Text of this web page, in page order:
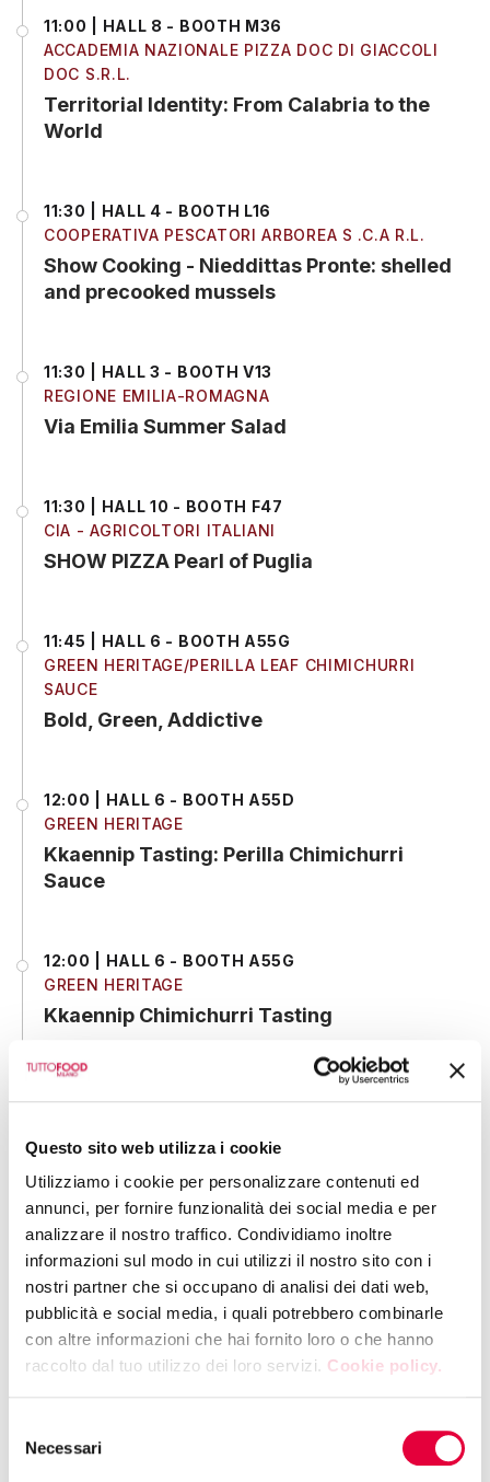
Questo sito web utilizza i cookie
Utilizziamo i cookie per personalizzare contenuti ed
annunci, per fornire funzionalità dei social media e per
analizzare il nostro traffico. Condividiamo inoltre
informazioni sul modo in cui utilizzi il nostro sito con i
nostri partner che si occupano di analisi dei dati web,
pubblicità e social media, i quali potrebbero combinarle
con altre informazioni che hai fornito loro o che hanno
raccolto dal tuo utilizzo dei loro servizi. Cookie policy.
delNecessari
11:00 | HALL 8 - BOOTH M36
ACCADEMIA NAZIONALE PIZZA DOC DI GIACCOLI
DOC S.R.L.
Territorial Identity: From Calabria to the
World
11:30 | HALL 4 - BOOTH L16
COOPERATIVA PESCATORI ARBOREA S .C.A R.L.
Show Cooking - Nieddittas Pronte: shelled
and precooked mussels
11:30 | HALL 3 - BOOTH V13
REGIONE EMILIA-ROMAGNA
Via Emilia Summer Salad
11:30 | HALL 10 - BOOTH F47
CIA - AGRICOLTORI ITALIANI
SHOW PIZZA Pearl of Puglia
11:45 | HALL 6 - BOOTH A55G
GREEN HERITAGE/PERILLA LEAF CHIMICHURRI
SAUCE
Bold, Green, Addictive
12:00 | HALL 6 - BOOTH A55D
GREEN HERITAGE
Kkaennip Tasting: Perilla Chimichurri
Sauce
12:00 | HALL 6 - BOOTH A55G
GREEN HERITAGE
Kkaennip Chimichurri Tasting
A Sip of Emilio!
12:00 | HALL 5 - BOOTH C33
AGRICOLA LODIGIANA SRL A SOCIO UNICO
RISOTTO TASTING WITH REPERSO RICE
12:00 | HALL 7 - BOOTH U31